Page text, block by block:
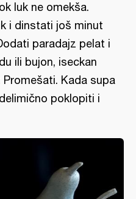
luk ne omekša.
i dinstati još minut
paradajz pelat i
ili bujon, iseckan
Promešati. Kada supa
poklopiti i